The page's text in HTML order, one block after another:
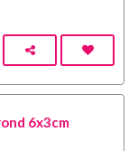
6x3cm